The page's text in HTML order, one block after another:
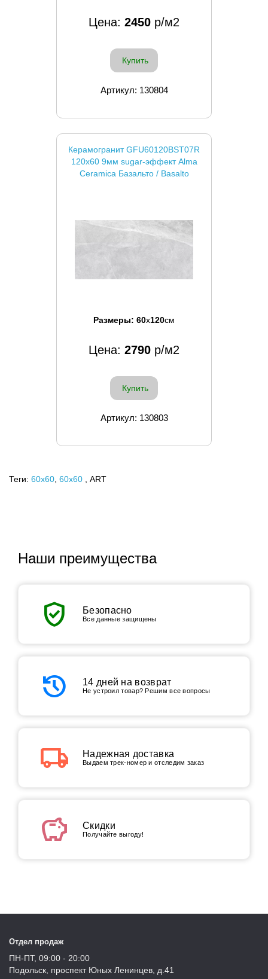
Цена: 2450 р/м2
Купить
Артикул: 130804
Керамогранит GFU60120BST07R
120x60 9мм sugar-эффект Alma
Ceramica Базальто / Basalto
Размеры: 60x120см
Цена: 2790 р/м2
Купить
Артикул: 130803
Теги: 60x60 60х60 , ART
Наши преимущества
verified_user Безопасно
Все данные защищены
history 14 дней на возврат
Не устроил товар? Решим все вопросы
local_shipping Надежная доставка
Выдаем трек-номер и отследим заказ
savings Скидки
Получайте выгоду!
Отдел продаж
ПН-ПТ, 09:00 - 20:00
Подольск, проспект Юных Ленинцев, д.41